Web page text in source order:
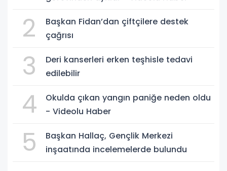
2
Başkan Fidan’dan çiftçilere destek
çağrısı
3
Deri kanserleri erken teşhisle tedavi
edilebilir
4
Okulda çıkan yangın paniğe neden oldu
- Videolu Haber
5
Başkan Hallaç, Gençlik Merkezi
inşaatında incelemelerde bulundu